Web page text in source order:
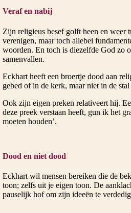
Veraf en nabij
Zijn religieus besef golft heen en weer
verenigen, maar toch allebei
woorden. En toch is diezelfde God zo
samenvallen.
Eckhart heeft een broertje dood aan
gebed of in de kerk, maar niet in de
Ook zijn eigen preken relativeert hij.
deze preek verstaan heeft, gun ik het
moeten houden’.
Dood en niet dood
Eckhart wil mensen bereiken die de
toon; zelfs uit je eigen toon. De
pauselijk hof om zijn ideeën te